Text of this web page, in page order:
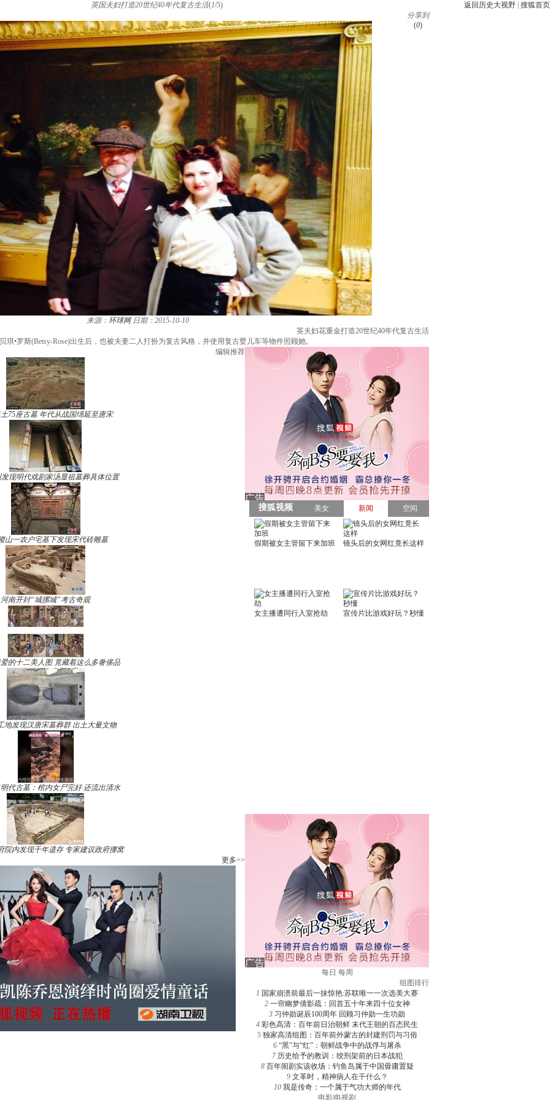
返回历史大视野 搜狐首页
英国夫妇打造20世纪40年代复古生活(1/5)
分享到
(0)
来源： 环球网 日期：2015-10-10
英夫妇花重金打造20世纪40年代复古生活
琪•罗斯(Betsy-Rose)出生后，也被夫妻二人打扮为复古风格，并使用复古婴儿车等物件照顾她。
编辑推荐
75座古墓 年代从战国绵延至唐宋
现明代戏剧家汤显祖墓葬具体位置
山一农户宅基下发现宋代砖雕墓
河南开封“城摞城”考古奇观
的十二美人图 竟藏着这么多奢侈品
地发现汉唐宋墓葬群 出土大量文物
代古墓：棺内女尸完好 还流出清水
院内发现千年遗存 专家建议政府挪窝
更多>>
每日 每周
组图排行
1 国家崩溃前最后一抹惊艳:苏联唯一一次选美大赛
2 一帘幽梦倩影疏：回首五十年来四十位女神
3 习仲勋诞辰100周年 回顾习仲勋一生功勋
4 彩色高清：百年前日治朝鲜 末代王朝的百态民生
5 独家高清组图：百年前外蒙古的封建刑罚与习俗
6 “黑”与“红”：朝鲜战争中的战俘与屠杀
7 历史给予的教训：绞刑架前的日本战犯
8 百年闹剧实该收场：钓鱼岛属于中国毋庸置疑
9 文革时，精神病人在干什么？
10 我是传奇：一个属于气功大师的年代
电影 电视剧